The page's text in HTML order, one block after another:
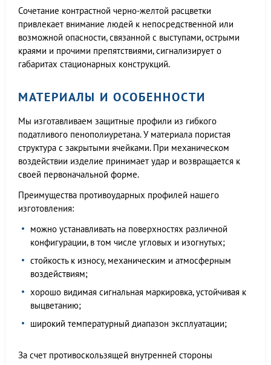
Сочетание контрастной черно-желтой расцветки
привлекает внимание людей к непосредственной или
возможной опасности, связанной с выступами, острыми
краями и прочими препятствиями, сигнализирует о
габаритах стационарных конструкций.
МАТЕРИАЛЫ И ОСОБЕННОСТИ
Мы изготавливаем защитные профили из гибкого
податливого пенополиуретана. У материала пористая
структура с закрытыми ячейками. При механическом
воздействии изделие принимает удар и возвращается к
своей первоначальной форме.
Преимущества противоударных профилей нашего
изготовления:
можно устанавливать на поверхностях различной
конфигурации, в том числе угловых и изогнутых;
стойкость к износу, механическим и атмосферным
воздействиям;
хорошо видимая сигнальная маркировка, устойчивая к
выцветанию;
широкий температурный диапазон эксплуатации;
За счет противоскользящей внутренней стороны